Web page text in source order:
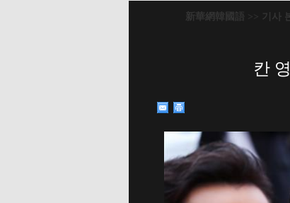
新華網韓國語 >> 기사
칸